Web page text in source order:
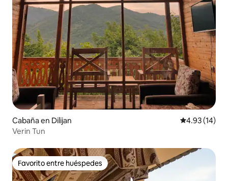
Cabaña en Dilijan Calificación
4.93 (14)
Verin Tun
Favorito entre huéspedes
Favorito entre huéspedes